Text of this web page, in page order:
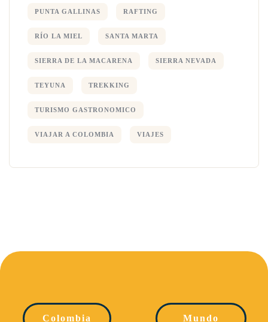
PUNTA GALLINAS RAFTING
RÍO LA MIEL SANTA MARTA
SIERRA DE LA MACARENA SIERRA NEVADA
TEYUNA TREKKING
TURISMO GASTRONOMICO
VIAJAR A COLOMBIA VIAJES
Colombia Mundo